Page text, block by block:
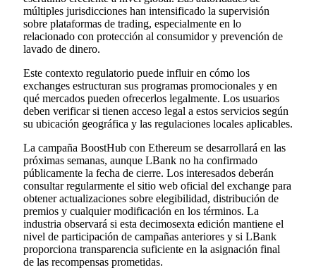
múltiples jurisdicciones han intensificado la supervisión
sobre plataformas de trading, especialmente en lo
relacionado con protección al consumidor y prevención de
lavado de dinero.
Este contexto regulatorio puede influir en cómo los
exchanges estructuran sus programas promocionales y en
qué mercados pueden ofrecerlos legalmente. Los usuarios
deben verificar si tienen acceso legal a estos servicios según
su ubicación geográfica y las regulaciones locales aplicables.
La campaña BoostHub con Ethereum se desarrollará en las
próximas semanas, aunque LBank no ha confirmado
públicamente la fecha de cierre. Los interesados deberán
consultar regularmente el sitio web oficial del exchange para
obtener actualizaciones sobre elegibilidad, distribución de
premios y cualquier modificación en los términos. La
industria observará si esta decimosexta edición mantiene el
nivel de participación de campañas anteriores y si LBank
proporciona transparencia suficiente en la asignación final
de las recompensas prometidas.